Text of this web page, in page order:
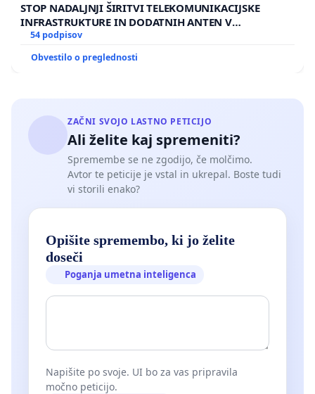
STOP NADALJNJI ŠIRITVI TELEKOMUNIKACIJSKE
INFRASTRUKTURE IN DODATNIH ANTEN V
GRADIŠČAKU
54 podpisov
Obvestilo o preglednosti
ZAČNI SVOJO LASTNO PETICIJO
Ali želite kaj spremeniti?
Spremembe se ne zgodijo, če molčimo.
Avtor te peticije je vstal in ukrepal. Boste tudi
vi storili enako?
Opišite spremembo, ki jo želite
doseči
Poganja umetna inteligenca
Napišite po svoje. UI bo za vas pripravila
močno peticijo.